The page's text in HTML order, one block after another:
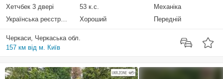
Хетчбек 3 двері
53 к.с.
Механіка
Українська реєстрація
Хороший Передній
Черкаси, Черкаська обл.
157 км від м. Київ